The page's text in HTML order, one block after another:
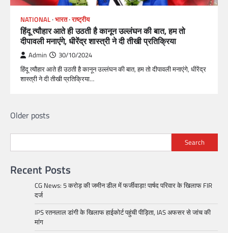
NATIONAL भारत राष्ट्रीय
हिंदू त्यौहार आते ही उठती है कानून उल्लंघन की बात, हम तो
दीपावली मनाएंगे, धीरेंद्र शास्त्री ने दी तीखी प्रतिक्रिया
Admin 30/10/2024
हिंदू त्यौहार आते ही उठती है कानून उल्लंघन की बात, हम तो दीपावली मनाएंगे, धीरेंद्र
शास्त्री ने दी तीखी प्रतिक्रिया…
Posts
navigation
Older posts
Search
Recent Posts
CG News: 5 करोड़ की जमीन डील में फर्जीवाड़ा! पार्षद परिवार के खिलाफ FIR
दर्ज
IPS रतनलाल डांगी के खिलाफ हाईकोर्ट पहुंची पीड़िता, IAS अफसर से जांच की
मांग